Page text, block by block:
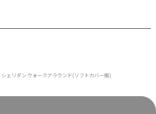
シェリダン ウォークアラウンド(ソフトカバー版)